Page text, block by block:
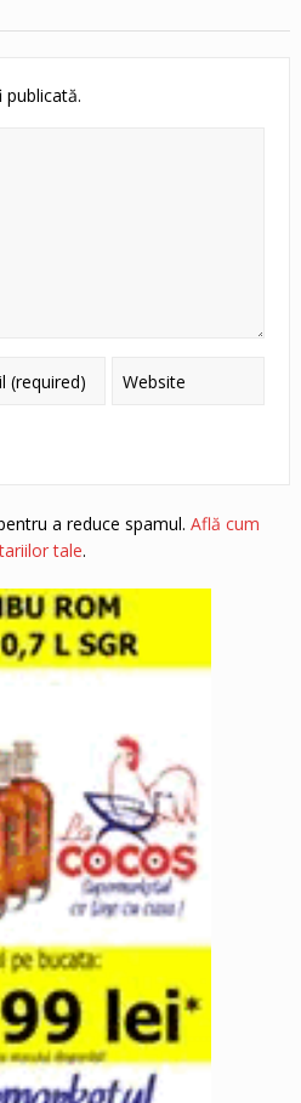
publicată.
a reduce spamul. Află cum
tale.